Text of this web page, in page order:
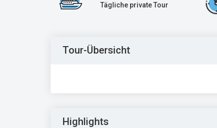
Tägliche private Tour
Tour-Übersicht
Highlights